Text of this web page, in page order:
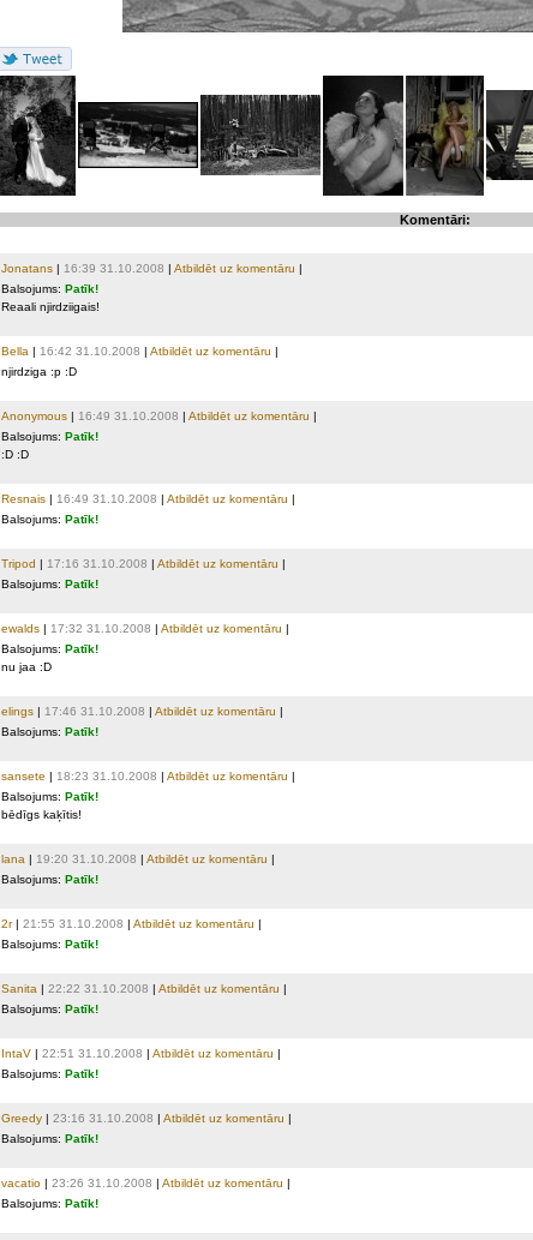
Komentāri:
Jonatans| 16:39 31.10.2008 Atbildēt uz komentāru
Balsojums: Patīk!
Reaali njirdziigais!
Bella| 16:42 31.10.2008 Atbildēt uz komentāru
njirdziga :p :D
Anonymous| 16:49 31.10.2008 Atbildēt uz komentāru
Balsojums: Patīk!
:D :D
Resnais| 16:49 31.10.2008 Atbildēt uz komentāru
Balsojums: Patīk!
Tripod 17:16 31.10.2008 Atbildēt uz komentāru
Balsojums: Patīk!
ewalds| 17:32 31.10.2008 Atbildēt uz komentāru
Balsojums: Patīk!
nu jaa :D
elings| 17:46 31.10.2008 Atbildēt uz komentāru
Balsojums: Patīk!
sansete 18:23 31.10.2008 Atbildēt uz komentāru
Balsojums: Patīk!
bēdīgs kaķītis!
lana| 19:20 31.10.2008 Atbildēt uz komentāru
Balsojums: Patīk!
2r| 21:55 31.10.2008 Atbildēt uz komentāru
Balsojums: Patīk!
Sanita| 22:22 31.10.2008 Atbildēt uz komentāru
Balsojums: Patīk!
IntaV| 22:51 31.10.2008 Atbildēt uz komentāru
Balsojums: Patīk!
Greedy| 23:16 31.10.2008 Atbildēt uz komentāru
Balsojums: Patīk!
vacatio| 23:26 31.10.2008 Atbildēt uz komentāru
Balsojums: Patīk!